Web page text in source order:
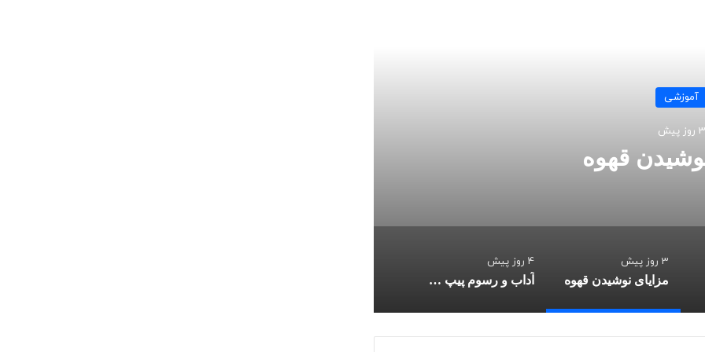
آداب و رسوم پیپ کشیدن: لذت بردن از تجربه ای
3 روز پیش
مزایای نوشیدن قهوه
4 روز پیش
آداب و رسوم پیپ کشیدن: لذت بردن از تجربه ای کلاسیک